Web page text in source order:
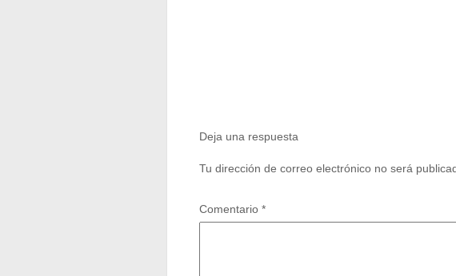
Deja una respuesta
Tu dirección de correo electrónico no será
Comentario *